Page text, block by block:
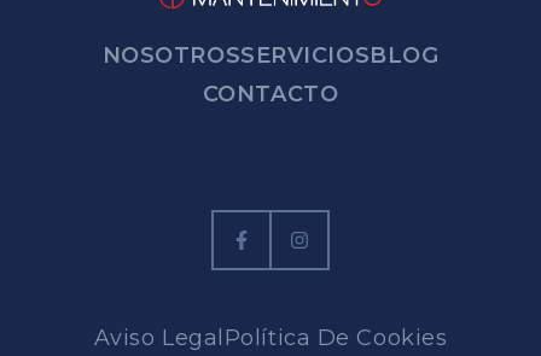
NOSOTROSSERVICIOSBLOG
CONTACTO
Aviso Legal Política De Cookies